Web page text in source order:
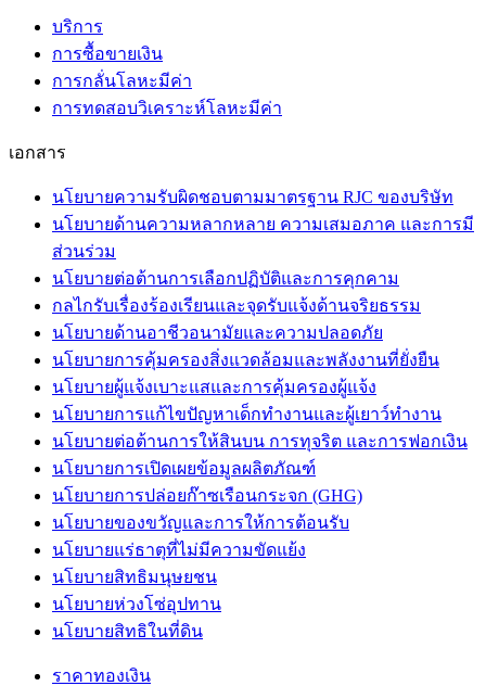
บริการ
การซื้อขายเงิน
การกลั่นโลหะมีค่า
การทดสอบวิเคราะห์โลหะมีค่า
เอกสาร
นโยบายความรับผิดชอบตามมาตรฐาน RJC ของบริษัท
นโยบายด้านความหลากหลาย ความเสมอภาค และการมี
ส่วนร่วม
นโยบายต่อต้านการเลือกปฏิบัติและการคุกคาม
กลไกรับเรื่องร้องเรียนและจุดรับแจ้งด้านจริยธรรม
นโยบายด้านอาชีวอนามัยและความปลอดภัย
นโยบายการคุ้มครองสิ่งแวดล้อมและพลังงานที่ยั่งยืน
นโยบายผู้แจ้งเบาะแสและการคุ้มครองผู้แจ้ง
นโยบายการแก้ไขปัญหาเด็กทำงานและผู้เยาว์ทำงาน
นโยบายต่อต้านการให้สินบน การทุจริต และการฟอกเงิน
นโยบายการเปิดเผยข้อมูลผลิตภัณฑ์
นโยบายการปล่อยก๊าซเรือนกระจก (GHG)
นโยบายของขวัญและการให้การต้อนรับ
นโยบายแร่ธาตุที่ไม่มีความขัดแย้ง
นโยบายสิทธิมนุษยชน
นโยบายห่วงโซ่อุปทาน
นโยบายสิทธิในที่ดิน
ราคาทองเงิน